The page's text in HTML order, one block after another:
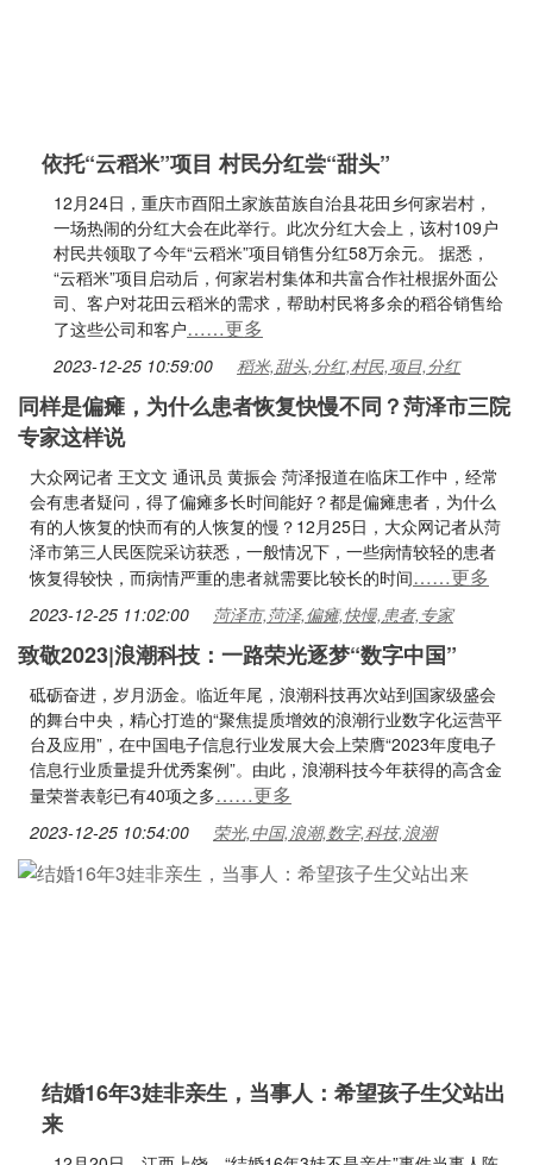
依托“云稻米”项目 村民分红尝“甜头”
12月24日，重庆市酉阳土家族苗族自治县花田乡何家岩村，
一场热闹的分红大会在此举行。此次分红大会上，该村109户
村民共领取了今年“云稻米”项目销售分红58万余元。 据悉，
“云稻米”项目启动后，何家岩村集体和共富合作社根据外面公
司、客户对花田云稻米的需求，帮助村民将多余的稻谷销售给
了这些公司和客户……更多
2023-12-25 10:59:00 稻米,甜头,分红,村民,项目,分红
同样是偏瘫，为什么患者恢复快慢不同？菏泽市三院
专家这样说
大众网记者 王文文 通讯员 黄振会 菏泽报道在临床工作中，经常
会有患者疑问，得了偏瘫多长时间能好？都是偏瘫患者，为什么
有的人恢复的快而有的人恢复的慢？12月25日，大众网记者从菏
泽市第三人民医院采访获悉，一般情况下，一些病情较轻的患者
恢复得较快，而病情严重的患者就需要比较长的时间……更多
2023-12-25 11:02:00 菏泽市,菏泽,偏瘫,快慢,患者,专家
致敬2023|浪潮科技：一路荣光逐梦“数字中国”
砥砺奋进，岁月沥金。临近年尾，浪潮科技再次站到国家级盛会
的舞台中央，精心打造的“聚焦提质增效的浪潮行业数字化运营平
台及应用”，在中国电子信息行业发展大会上荣膺“2023年度电子
信息行业质量提升优秀案例”。由此，浪潮科技今年获得的高含金
量荣誉表彰已有40项之多……更多
2023-12-25 10:54:00 荣光,中国,浪潮,数字,科技,浪潮
结婚16年3娃非亲生，当事人：希望孩子生父站出
来